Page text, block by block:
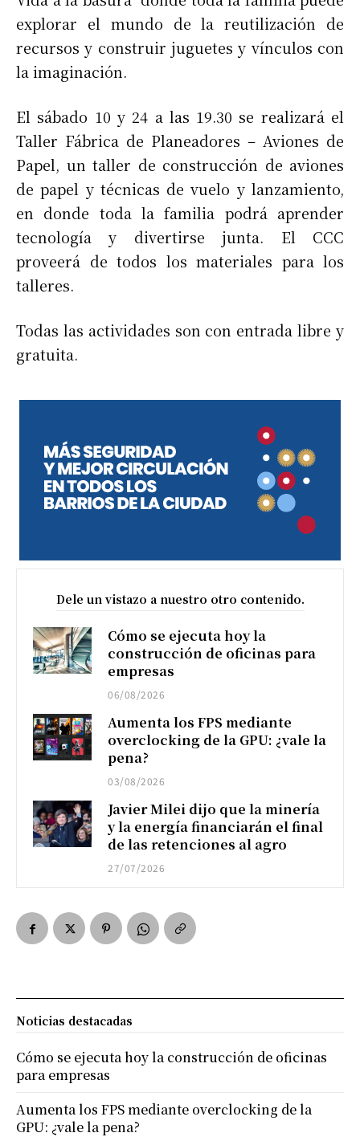
explorar el mundo de la reutilización de
recursos y construir juguetes y vínculos con
la imaginación.
El sábado 10 y 24 a las 19.30 se realizará el
Taller Fábrica de Planeadores – Aviones de
Papel, un taller de construcción de aviones
de papel y técnicas de vuelo y lanzamiento,
en donde toda la familia podrá aprender
tecnología y divertirse junta. El CCC
proveerá de todos los materiales para los
talleres.
Todas las actividades son con entrada libre y
gratuita.
Dele un vistazo a nuestro otro contenido.
Cómo se ejecuta hoy la
construcción de oficinas para
empresas
06/08/2026
Aumenta los FPS mediante
overclocking de la GPU: ¿vale la
pena?
03/08/2026
Javier Milei dijo que la minería
y la energía financiarán el final
de las retenciones al agro
27/07/2026
Noticias destacadas
Cómo se ejecuta hoy la construcción de oficinas
para empresas
Aumenta los FPS mediante overclocking de la
GPU: ¿vale la pena?